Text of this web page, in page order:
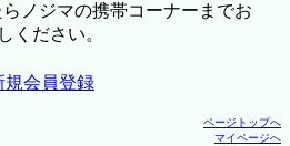
ノジマの携帯コーナーまでお
ください。
規会員登録
ページトップへ
マイページへ